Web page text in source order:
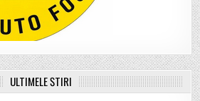
ULTIMELE ȘTIRI